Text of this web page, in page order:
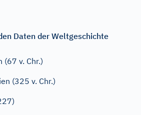
Daten der Weltgeschichte
v. Chr.)
(325 v. Chr.)